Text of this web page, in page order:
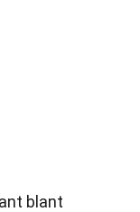
blant